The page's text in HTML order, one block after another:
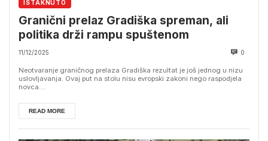
ISTAKNUTO
Granični prelaz Gradiška spreman, ali
politika drži rampu spuštenom
11/12/2025 0
Neotvaranje graničnog prelaza Gradiška rezultat je još jednog u nizu
uslovljavanja. Ovaj put na stolu nisu evropski zakoni nego raspodjela
novca....
READ MORE